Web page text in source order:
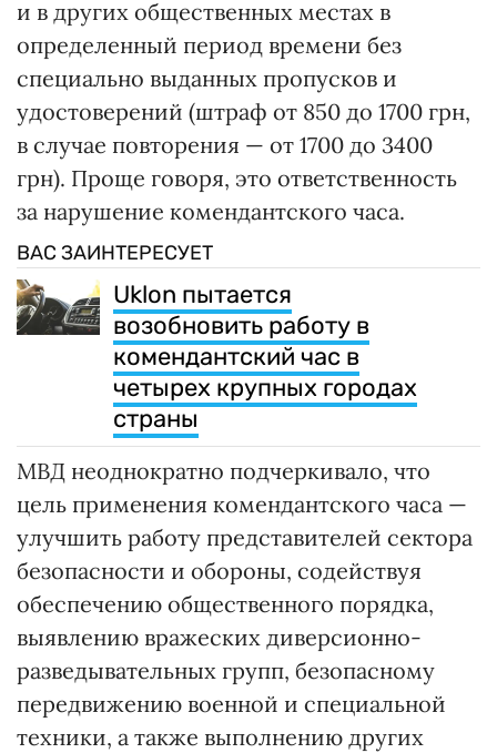
и в других общественных местах в
определенный период времени без
специально выданных пропусков и
удостоверений (штраф от 850 до 1700 грн,
в случае повторения — от 1700 до 3400
грн). Проще говоря, это ответственность
за нарушение комендантского часа.
ВАС ЗАИНТЕРЕСУЕТ
Uklon пытается
возобновить работу в
комендантский час в
четырех крупных городах
страны
МВД неоднократно подчеркивало, что
цель применения комендантского часа —
улучшить работу представителей сектора
безопасности и обороны, содействуя
обеспечению общественного порядка,
выявлению вражеских диверсионно-
разведывательных групп, безопасному
передвижению военной и специальной
техники, а также выполнению других